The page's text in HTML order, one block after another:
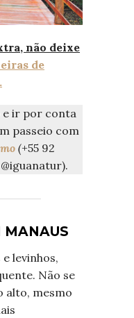
não deixe
de
e ir por conta
passeio com
(+55 92
MANAUS
levinhos,
Não se
alto, mesmo